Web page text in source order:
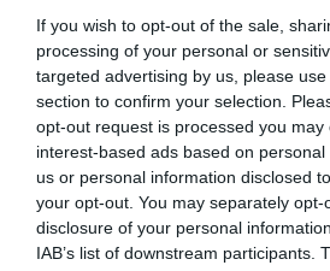
If you wish to opt-out of the sale,
processing of your personal or
targeted advertising by us, please
section to confirm your selection.
opt-out request is processed you may
interest-based ads based on
us or personal information disclosed
your opt-out. You may separately
disclosure of your personal
IAB’s list of downstream participants.
σε κάθε γειτονιά της
στη δίκαιη και ισόρροπη
περιοχών και πάνω σε αυτή
τη λογική, προχωρούμε να
πρόγραμμα. Περιοχές όπως
το Βότση, το
εγκαταλειμμένες εδώ και
εγκαταλειφθεί και από την
προηγούμενη διοίκηση του
ισόρροπος σχεδιασμός μας